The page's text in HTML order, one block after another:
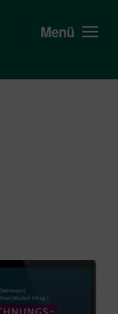
Menü